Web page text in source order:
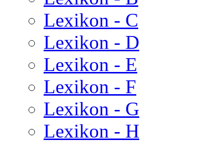
Lexikon - C
Lexikon - D
Lexikon - E
Lexikon - F
Lexikon - G
Lexikon - H